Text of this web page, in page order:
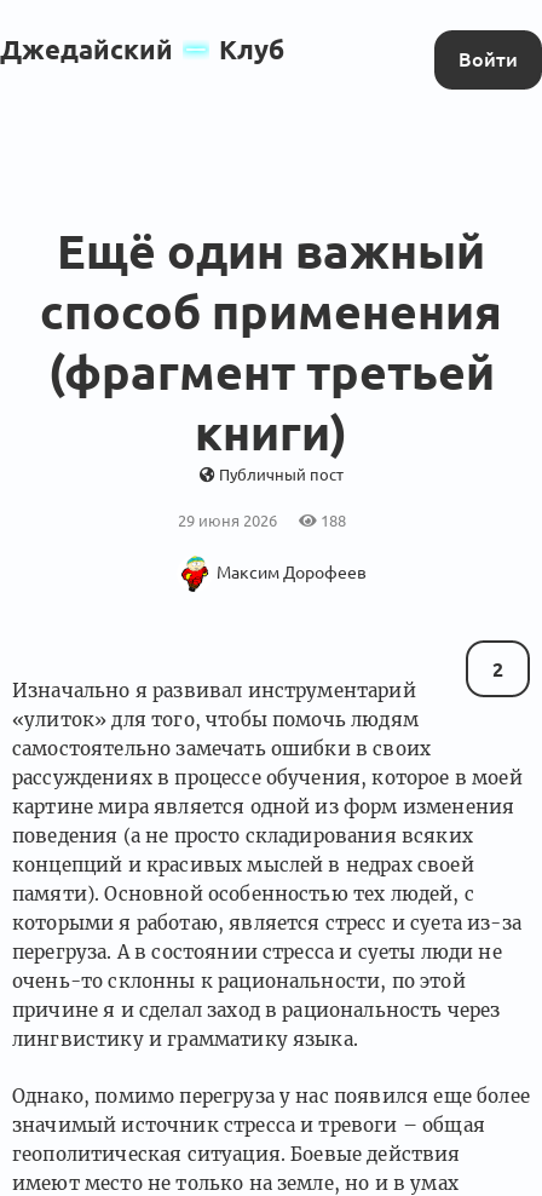
Джедайский Клуб Войти
Ещё один важный
способ применения
(фрагмент третьей
книги)
Публичный пост
29 июня 2026 188
Максим Дорофеев
2
Изначально я развивал инструментарий
«улиток» для того, чтобы помочь людям
самостоятельно замечать ошибки в своих
рассуждениях в процессе обучения, которое в моей
картине мира является одной из форм изменения
поведения (а не просто складирования всяких
концепций и красивых мыслей в недрах своей
памяти). Основной особенностью тех людей, с
которыми я работаю, является стресс и суета из-за
перегруза. А в состоянии стресса и суеты люди не
очень-то склонны к рациональности, по этой
причине я и сделал заход в рациональность через
лингвистику и грамматику языка.
Однако, помимо перегруза у нас появился еще более
значимый источник стресса и тревоги – общая
геополитическая ситуация. Боевые действия
имеют место не только на земле, но и в умах